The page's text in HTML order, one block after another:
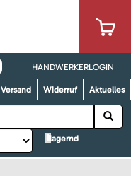
HANDWERKERLOGIN
Versand Widerruf Aktuelles
lagernd